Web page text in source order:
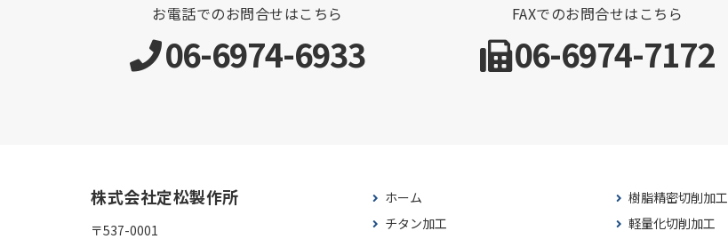
お電話でのお問合せはこちら
06-6974-6933
FAXでのお問合せはこちら
06-6974-7172
株式会社定松製作所
〒537-0001
ホーム
チタン加工
樹脂精密切削加工
軽量化切削加工